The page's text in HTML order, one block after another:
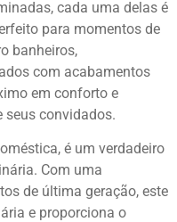
cada uma delas é
para momentos de
banheiros,
com acabamentos
em conforto e
seus convidados.
é um verdadeiro
Com uma
de última geração, este
e proporciona o